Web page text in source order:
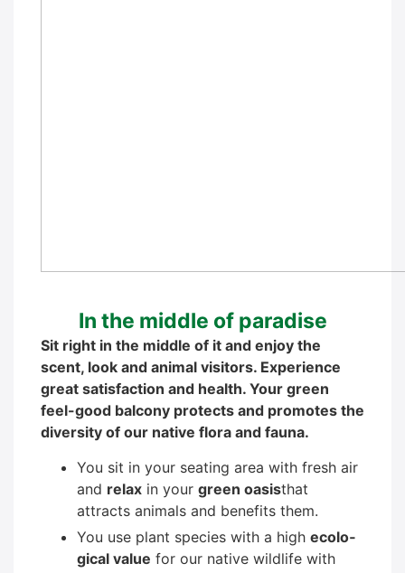
In the midd­le of para­di­se
Sit right in the midd­le of it and enjoy the
scent, look and ani­mal visi­tors. Expe­ri­ence
gre­at satis­fac­tion and health. Your green
feel-good bal­c­o­ny pro­tects and pro­mo­tes the
diver­si­ty of our nati­ve flo­ra and fau­na.
You sit in your sea­ting area with fresh air
and relax in your green oasisthat
attracts ani­mals and bene­fits them.
You use plant spe­ci­es with a high eco­lo­
gi­cal value for our nati­ve wild­life with